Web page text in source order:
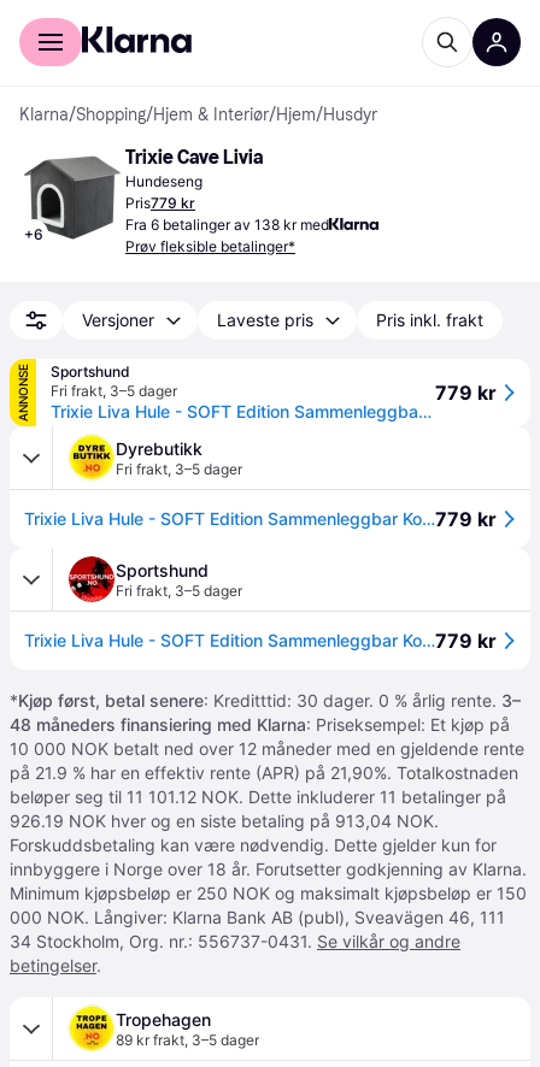
For kunder
Klarna/Shopping/Hjem & Interiør/Hjem/Husdyr
+6
Trixie Cave Livia
Hundeseng
Pris779 kr
Fra 6 betalinger av 138 kr med
Prøv fleksible betalinger*
Versjoner Laveste pris Pris inkl. frakt
ANNONSE
Sportshund
Fri frakt, 3–5 dager
Trixie Liva Hule - SOFT Edition Sammenleggbar Kosehule i Plysj - Medium
779 kr
Dyrebutikk
Fri frakt, 3–5 dager
Trixie Liva Hule - SOFT Edition Sammenleggbar Kosehule i Plysj - Medium779 kr
Sportshund
Fri frakt, 3–5 dager
Trixie Liva Hule - SOFT Edition Sammenleggbar Kosehule i Plysj - Medium779 kr
*Kjøp først, betal senere: Kreditttid: 30 dager. 0 % årlig rente. 3–
48 måneders finansiering med Klarna: Priseksempel: Et kjøp på
10 000 NOK betalt ned over 12 måneder med en gjeldende rente
på 21.9 % har en effektiv rente (APR) på 21,90%. Totalkostnaden
beløper seg til 11 101.12 NOK. Dette inkluderer 11 betalinger på
926.19 NOK hver og en siste betaling på 913,04 NOK.
Forskuddsbetaling kan være nødvendig. Dette gjelder kun for
innbyggere i Norge over 18 år. Forutsetter godkjenning av Klarna.
Minimum kjøpsbeløp er 250 NOK og maksimalt kjøpsbeløp er 150
000 NOK. Långiver: Klarna Bank AB (publ), Sveavägen 46, 111
34 Stockholm, Org. nr.: 556737-0431. Se vilkår og andre
betingelser.
Tropehagen
89 kr frakt, 3–5 dager